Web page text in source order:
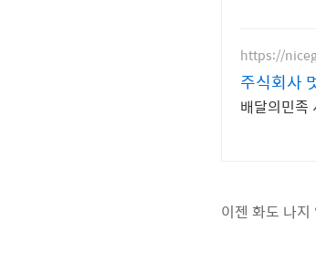
https://
주식회사
배달의민족
이젠 화도 나